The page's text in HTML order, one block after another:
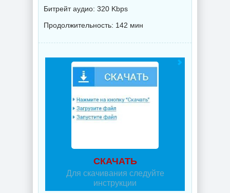
Битрейт аудио: 320 Kbps
Продолжительность: 142 мин
СКАЧАТЬ
Для скачивания следуйте
инструкции